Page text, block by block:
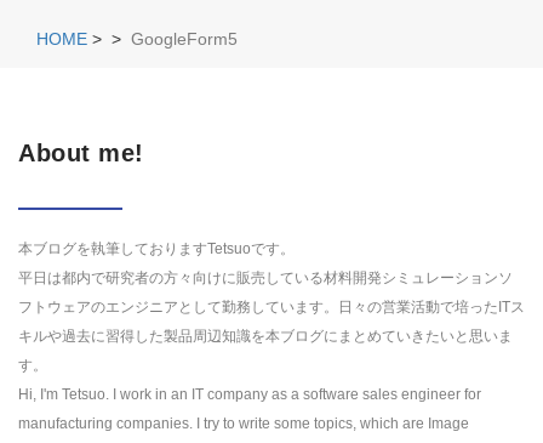
HOME > > GoogleForm5
About me!
本ブログを執筆しておりますTetsuoです。
平日は都内で研究者の方々向けに販売している材料開発シミュレーションソ
フトウェアのエンジニアとして勤務しています。日々の営業活動で培ったITス
キルや過去に習得した製品周辺知識を本ブログにまとめていきたいと思いま
す。
Hi, I'm Tetsuo. I work in an IT company as a software sales engineer for
manufacturing companies. I try to write some topics, which are Image